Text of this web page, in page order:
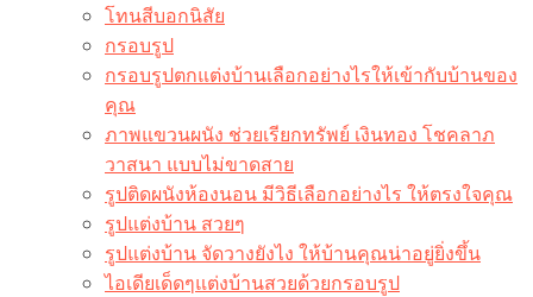
โทนสีบอกนิสัย
กรอบรูป
กรอบรูปตกแต่งบ้านเลือกอย่างไรให้เข้ากับบ้านของ
คุณ
ภาพแขวนผนัง ช่วยเรียกทรัพย์ เงินทอง โชคลาภ
วาสนา แบบไม่ขาดสาย
รูปติดผนังห้องนอน มีวิธีเลือกอย่างไร ให้ตรงใจคุณ
รูปแต่งบ้าน สวยๆ
รูปแต่งบ้าน จัดวางยังไง ให้บ้านคุณน่าอยู่ยิ่งขึ้น
ไอเดียเด็ดๆแต่งบ้านสวยด้วยกรอบรูป